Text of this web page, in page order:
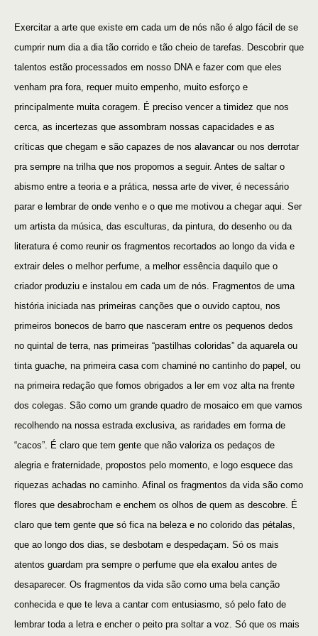
Exercitar a arte que existe em cada um de nós não é algo fácil de se
cumprir num dia a dia tão corrido e tão cheio de tarefas. Descobrir que
talentos estão processados em nosso DNA e fazer com que eles
venham pra fora, requer muito empenho, muito esforço e
principalmente muita coragem. É preciso vencer a timidez que nos
cerca, as incertezas que assombram nossas capacidades e as
críticas que chegam e são capazes de nos alavancar ou nos derrotar
pra sempre na trilha que nos propomos a seguir. Antes de saltar o
abismo entre a teoria e a prática, nessa arte de viver, é necessário
parar e lembrar de onde venho e o que me motivou a chegar aqui. Ser
um artista da música, das esculturas, da pintura, do desenho ou da
literatura é como reunir os fragmentos recortados ao longo da vida e
extrair deles o melhor perfume, a melhor essência daquilo que o
criador produziu e instalou em cada um de nós. Fragmentos de uma
história iniciada nas primeiras canções que o ouvido captou, nos
primeiros bonecos de barro que nasceram entre os pequenos dedos
no quintal de terra, nas primeiras “pastilhas coloridas” da aquarela ou
tinta guache, na primeira casa com chaminé no cantinho do papel, ou
na primeira redação que fomos obrigados a ler em voz alta na frente
dos colegas. São como um grande quadro de mosaico em que vamos
recolhendo na nossa estrada exclusiva, as raridades em forma de
“cacos”. É claro que tem gente que não valoriza os pedaços de
alegria e fraternidade, propostos pelo momento, e logo esquece das
riquezas achadas no caminho. Afinal os fragmentos da vida são como
flores que desabrocham e enchem os olhos de quem as descobre. É
claro que tem gente que só ficana beleza e no colorido das pétalas,
que ao longo dos dias, se desbotam e despedaçam. Só os mais
atentos guardam pra sempre o perfume que ela exalou antes de
desaparecer. Os fragmentos da vida são como uma bela canção
conhecida e que te leva a cantar com entusiasmo, só pelo fato de
lembrar toda a letra e encher o peito pra soltar a voz. Só que os mais